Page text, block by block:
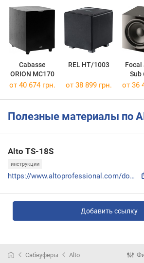
Cabasse
ORION MC170
REL HT/1003
Focal
Sub
от 40 674 грн. от 38 899 грн. от 36
Полезные материалы по
Alto TS-18S
инструкции
https://www.altoprofessional.com/downloads/TS12S_TS15S_TS18...
Добавить ссылку
Сабвуферы Alto